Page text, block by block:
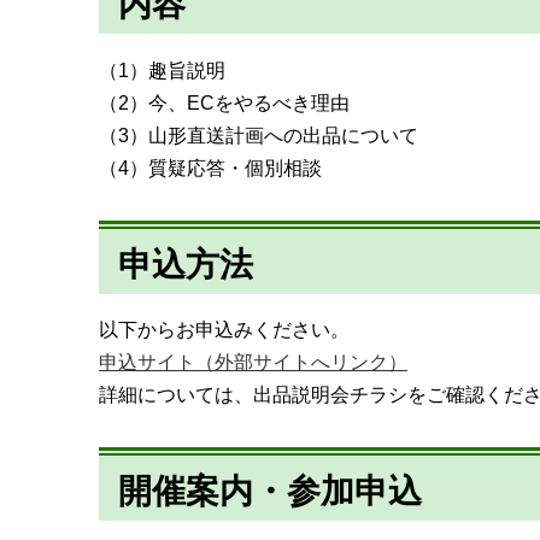
（1）趣旨説明
（2）今、ECをやるべき理由
（3）山形直送計画への出品について
（4）質疑応答・個別相談
申込方法
以下からお申込みください。
申込サイト（外部サイトへリンク）
詳細については、出品説明会チラシをご確認くだ
開催案内・参加申込